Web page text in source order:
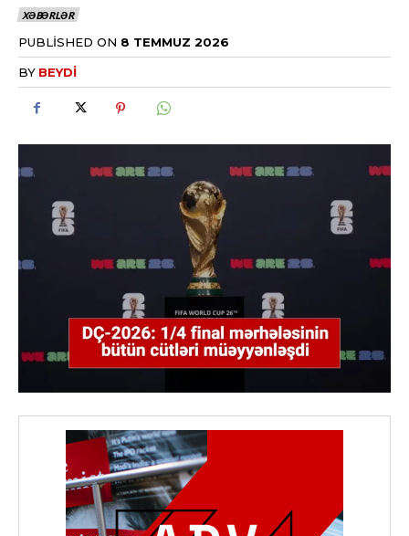
XƏBƏRLƏR
PUBLISHED ON 8 TEMMUZ 2026
BY BEYDI